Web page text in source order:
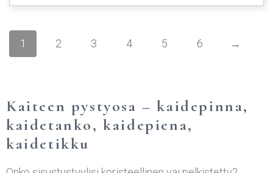
1 2 3 4 5 6 →
Kaiteen pystyosa – kaidepinna,
kaidetanko, kaidepiena,
kaidetikku